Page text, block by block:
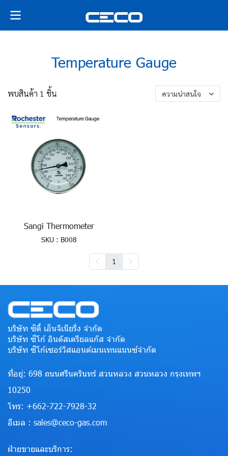
Temperature Gauge
พบสินค้า 1 ชิ้น ความน่าสนใจ
Sangi Thermometer
SKU : B008
1
บริษัท ซิตี้ เอ็นจิเนียริ่ง จำกัด
บริษัท ซีโก้ อินดัสเตรียลแก๊ส จำกัด
บริษัท ซีโก้เซอร์วิสแอนด์เมนเทนแนนซ์จำกัด
ที่อยู่: 698 ถนนศรีนครินทร์ สวนหลวง สวนหลวง กรุงเทพฯ
10250
โทร: +662-722-7928-32
อีเมล : sales@ceco-gas.com
ฝ่ายขายและบริการ: